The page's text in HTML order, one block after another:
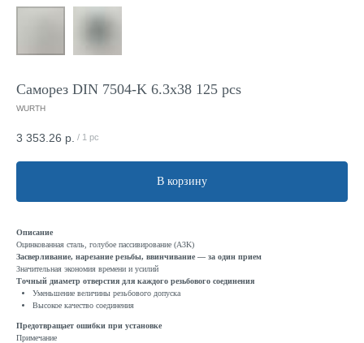
Саморез DIN 7504-K 6.3x38 125 pcs
WURTH
3 353.26 р. / 1 pc
В корзину
Описание
Оцинкованная сталь, голубое пассивирование (A3K)
Засверливание, нарезание резьбы, ввинчивание — за один прием
Значительная экономия времени и усилий
Точный диаметр отверстия для каждого резьбового соединения
Уменьшение величины резьбового допуска
Высокое качество соединения
Предотвращает ошибки при установке
Примечание